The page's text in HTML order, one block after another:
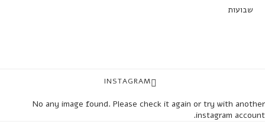
שבועות
INSTAGRAM
No any image found. Please check it again or try with another
instagram account.